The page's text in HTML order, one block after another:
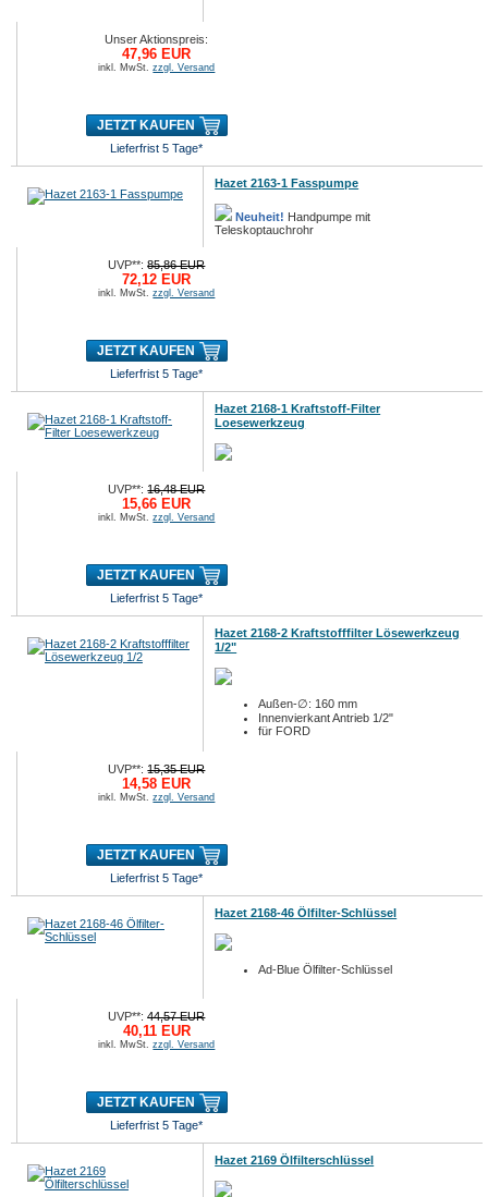
Unser Aktionspreis:
47,96 EUR
inkl. MwSt.zzgl. Versand
JETZT KAUFEN
Lieferfrist 5 Tage*
Hazet 2163-1 Fasspumpe
Neuheit! Handpumpe mit
Teleskoptauchrohr
UVP**:85,86 EUR
72,12 EUR
inkl. MwSt.zzgl. Versand
JETZT KAUFEN
Lieferfrist 5 Tage*
Hazet 2168-1 Kraftstoff-Filter
Loesewerkzeug
UVP**:16,48 EUR
15,66 EUR
inkl. MwSt.zzgl. Versand
JETZT KAUFEN
Lieferfrist 5 Tage*
Hazet 2168-2 Kraftstofffilter Lösewerkzeug
1/2"
Außen-∅: 160 mm
Innenvierkant Antrieb 1/2"
für FORD
UVP**:15,35 EUR
14,58 EUR
inkl. MwSt.zzgl. Versand
JETZT KAUFEN
Lieferfrist 5 Tage*
Hazet 2168-46 Ölfilter-Schlüssel
Ad-Blue Ölfilter-Schlüssel
UVP**:44,57 EUR
40,11 EUR
inkl. MwSt.zzgl. Versand
JETZT KAUFEN
Lieferfrist 5 Tage*
Hazet 2169 Ölfilterschlüssel